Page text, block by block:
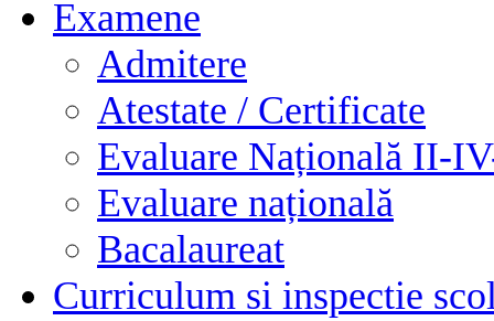
Examene
Admitere
Atestate / Certificate
Evaluare Națională II-
Evaluare națională
Bacalaureat
Curriculum si inspectie